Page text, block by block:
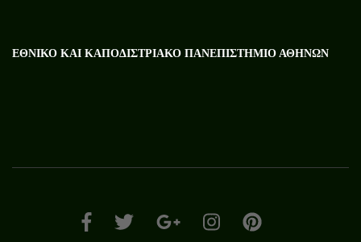
ΕΘΝΙΚΌ ΚΑΙ ΚΑΠΟΔΙΣΤΡΙΑΚΌ ΠΑΝΕΠΙΣΤΉΜΙΟ ΑΘΗΝΏΝ